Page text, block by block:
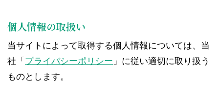
個人情報の取扱い
当サイトによって取得する個人情報については、当
社「 プライバシーポリシー 」に従い適切に取り扱う
ものとします。